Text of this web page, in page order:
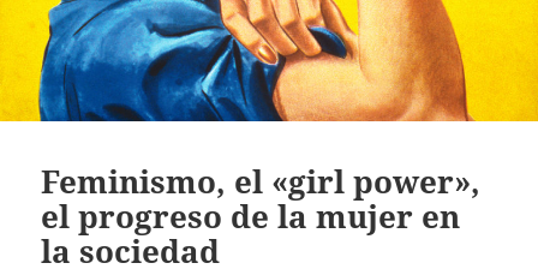
Feminismo, el «girl power»,
el progreso de la mujer en
la sociedad